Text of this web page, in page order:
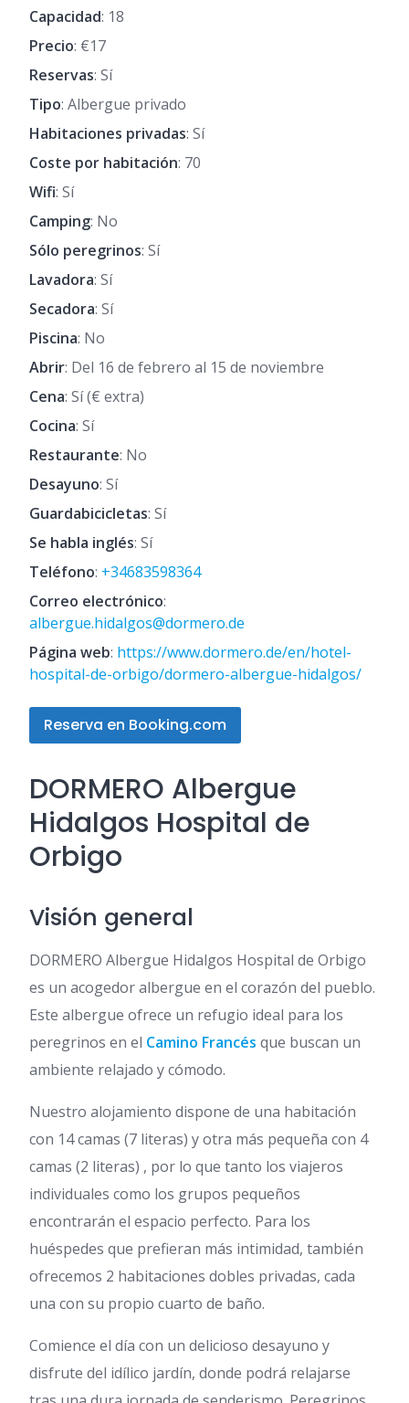
Capacidad: 18
Precio: €17
Reservas: Sí
Tipo: Albergue privado
Habitaciones privadas: Sí
Coste por habitación: 70
Wifi: Sí
Camping: No
Sólo peregrinos: Sí
Lavadora: Sí
Secadora: Sí
Piscina: No
Abrir: Del 16 de febrero al 15 de noviembre
Cena: Sí (€ extra)
Cocina: Sí
Restaurante: No
Desayuno: Sí
Guardabicicletas: Sí
Se habla inglés: Sí
Teléfono: +34683598364
Correo electrónico:
albergue.hidalgos@dormero.de
Página web: https://www.dormero.de/en/hotel-
hospital-de-orbigo/dormero-albergue-hidalgos/
Reserva en Booking.com
DORMERO Albergue
Hidalgos Hospital de
Orbigo
Visión general
DORMERO Albergue Hidalgos Hospital de Orbigo
es un acogedor albergue en el corazón del pueblo.
Este albergue ofrece un refugio ideal para los
peregrinos en el Camino Francés que buscan un
ambiente relajado y cómodo.
Nuestro alojamiento dispone de una habitación
con 14 camas (7 literas) y otra más pequeña con 4
camas (2 literas) , por lo que tanto los viajeros
individuales como los grupos pequeños
encontrarán el espacio perfecto. Para los
huéspedes que prefieran más intimidad, también
ofrecemos 2 habitaciones dobles privadas, cada
una con su propio cuarto de baño.
Comience el día con un delicioso desayuno y
disfrute del idílico jardín, donde podrá relajarse